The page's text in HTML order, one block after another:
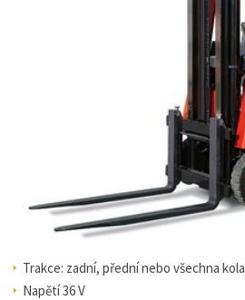
Trakce: zadní, přední nebo všechna kola
Napětí 36 V